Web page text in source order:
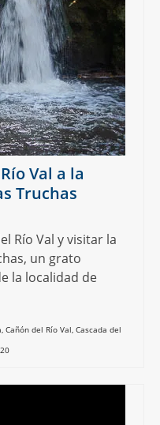
Val a la
Truchas
Río Val y visitar la
un grato
la localidad de
, Cañón del Río Val, Cascada del